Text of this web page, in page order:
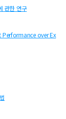
관한 연구
over Ex